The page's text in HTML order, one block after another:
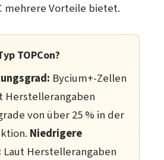
mehrere Vorteile bietet.
TOPCon?
Bycium+-Zellen
Herstellerangaben
von über 25 % in der
Niedrigere
Laut Herstellerangaben